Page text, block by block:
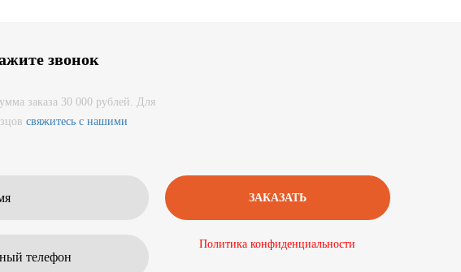
звонок
заказа 30 000 рублей. Для
свяжитесь с нашими
Политика конфиденциальности